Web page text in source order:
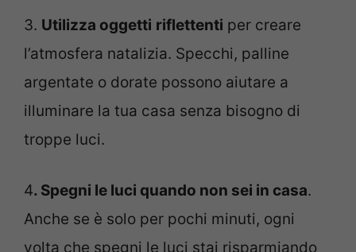
3. Utilizza oggetti riflettenti per creare
l’atmosfera natalizia. Specchi, palline
argentate o dorate possono aiutare a
illuminare la tua casa senza bisogno di
troppe luci.
4. Spegni le luci quando non sei in casa.
Anche se è solo per pochi minuti, ogni
volta che spegni le luci stai risparmiando